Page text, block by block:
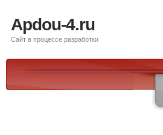
Apdou-4.ru
Сайт в процессе разработки